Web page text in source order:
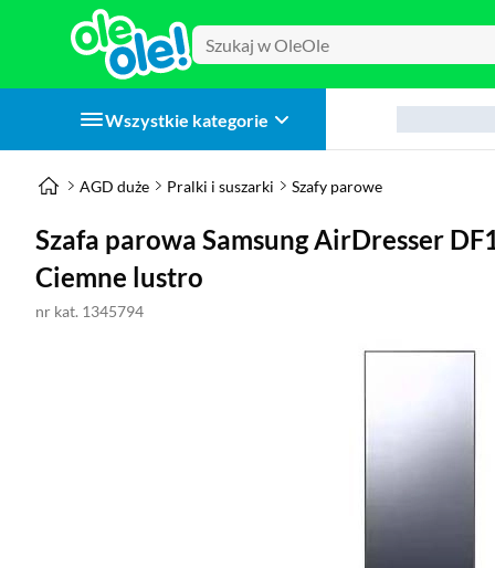
Wszystkie kategorie
AGD duże Pralki i suszarki Szafy parowe
Szafa parowa Samsung AirDresser
Ciemne lustro
nr kat. 1345794